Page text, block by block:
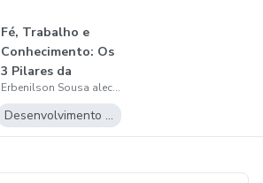
Fé, Trabalho e
Conhecimento: Os
3 Pilares da
Verdadeira Pro...
Erbenilson Sousa alecrim
Desenvolvimento Pessoal